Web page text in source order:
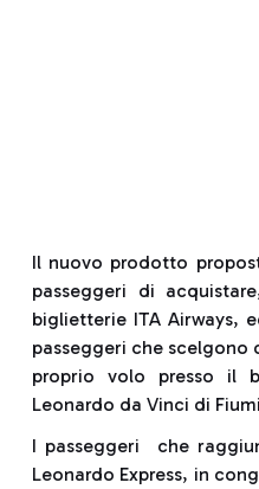
Il nuovo prodotto
passeggeri di
biglietterie ITA Airways,
passeggeri che scelgono
proprio volo presso il
Leonardo da Vinci di
I passeggeri che
Leonardo Express, in